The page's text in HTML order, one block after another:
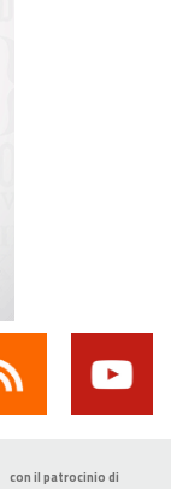
con il patrocinio di